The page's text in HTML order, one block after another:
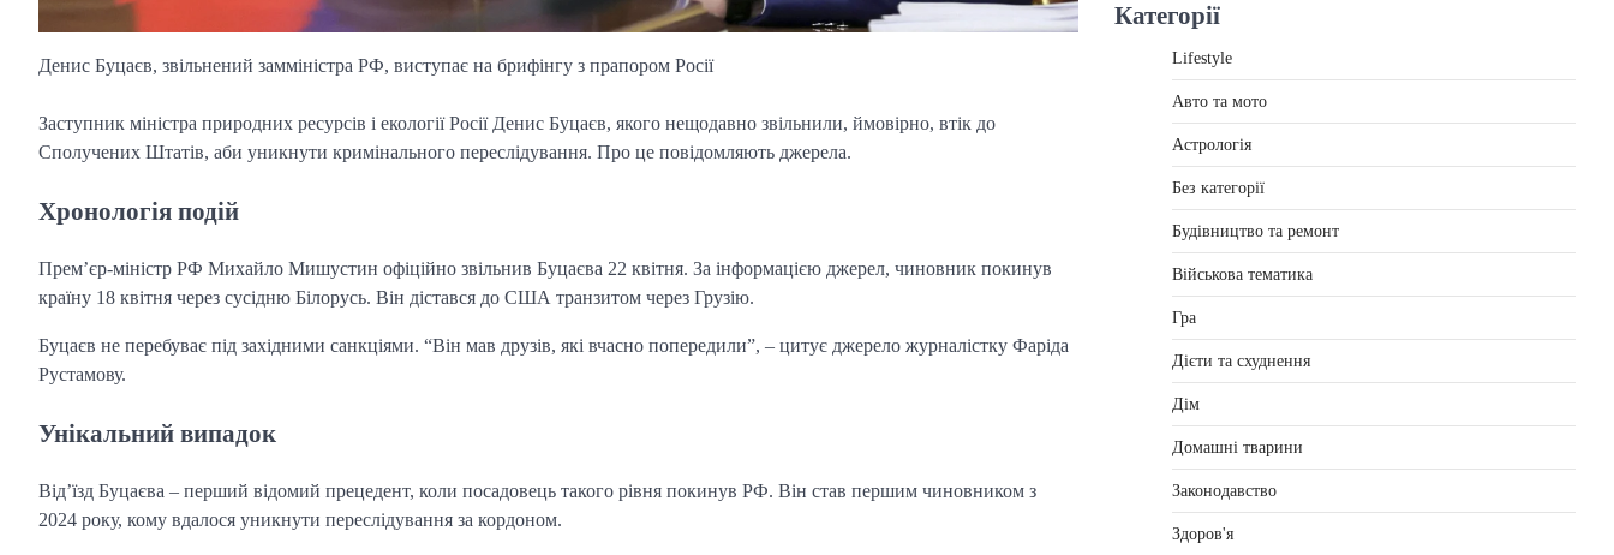
Денис Буцаєв, звільнений замміністра РФ, виступає на брифінгу з прапором Росії
Заступник міністра природних ресурсів і екології Росії Денис Буцаєв, якого нещодавно звільнили, ймовірно, втік до
Сполучених Штатів, аби уникнути кримінального переслідування. Про це повідомляють джерела.
Хронологія подій
Прем’єр-міністр РФ Михайло Мишустин офіційно звільнив Буцаєва 22 квітня. За інформацією джерел, чиновник покинув
країну 18 квітня через сусідню Білорусь. Він дістався до США транзитом через Грузію.
Буцаєв не перебуває під західними санкціями. “Він мав друзів, які вчасно попередили”, – цитує джерело журналістку Фаріда
Рустамову.
Унікальний випадок
Від’їзд Буцаєва – перший відомий прецедент, коли посадовець такого рівня покинув РФ. Він став першим чиновником з
2024 року, кому вдалося уникнути переслідування за кордоном.
Категорії
Lifestyle
Авто та мото
Астрологія
Без категорії
Будівництво та ремонт
Військова тематика
Гра
Дієти та схуднення
Дім
Домашні тварини
Законодавство
Здоров'я